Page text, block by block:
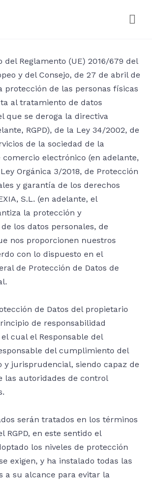
Reglamento (UE) 2016/679 del
y del Consejo, de 27 de abril de
protección de las personas físicas
al tratamiento de datos
que se deroga la directiva
RGPD), de la Ley 34/2002, de
de la sociedad de la
electrónico (en adelante,
Orgánica 3/2018, de Protección
y garantía de los derechos
S.L. (en adelante, el
la protección y
los datos personales, de
nos proporcionen nuestros
con lo dispuesto en el
de Protección de Datos de
de Datos del propietario
de responsabilidad
cual el Responsable del
del cumplimiento del
y jurisprudencial, siendo capaz de
las autoridades de control
serán tratados en los términos
RGPD, en este sentido el
los niveles de protección
exigen, y ha instalado todas las
a su alcance para evitar la